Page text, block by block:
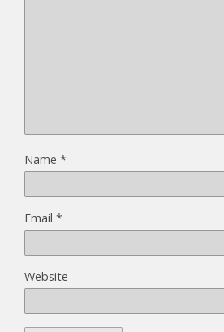
Name *
Email *
Website